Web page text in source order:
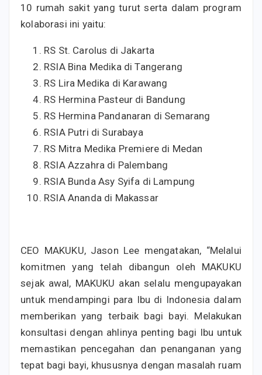
10 rumah sakit yang turut serta dalam program
kolaborasi ini yaitu:
RS St. Carolus di Jakarta
RSIA Bina Medika di Tangerang
RS Lira Medika di Karawang
RS Hermina Pasteur di Bandung
RS Hermina Pandanaran di Semarang
RSIA Putri di Surabaya
RS Mitra Medika Premiere di Medan
RSIA Azzahra di Palembang
RSIA Bunda Asy Syifa di Lampung
RSIA Ananda di Makassar
CEO MAKUKU, Jason Lee mengatakan, “Melalui
komitmen yang telah dibangun oleh MAKUKU
sejak awal, MAKUKU akan selalu mengupayakan
untuk mendampingi para Ibu di Indonesia dalam
memberikan yang terbaik bagi bayi. Melakukan
konsultasi dengan ahlinya penting bagi Ibu untuk
memastikan pencegahan dan penanganan yang
tepat bagi bayi, khususnya dengan masalah ruam